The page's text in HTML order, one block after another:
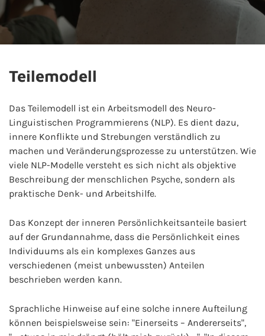
Teilemodell
Das Teilemodell ist ein Arbeitsmodell des Neuro-
Linguistischen Programmierens (NLP). Es dient dazu,
innere Konflikte und Strebungen verständlich zu
machen und Veränderungsprozesse zu unterstützen. Wie
viele NLP-Modelle versteht es sich nicht als objektive
Beschreibung der menschlichen Psyche, sondern als
praktische Denk- und Arbeitshilfe.
Das Konzept der inneren Persönlichkeitsanteile basiert
auf der Grundannahme, dass die Persönlichkeit eines
Individuums als ein komplexes Ganzes aus
verschiedenen (meist unbewussten) Anteilen
beschrieben werden kann.
Sprachliche Hinweise auf eine solche innere Aufteilung
können beispielsweise sein: "Einerseits – Andererseits",